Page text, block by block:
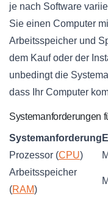
je nach Software
Sie einen Computer
Arbeitsspeicher und
dem Kauf oder der
unbedingt die
dass Ihr Computer
Systemanforderungen
Systemanforderung
Prozessor (CPU)
Arbeitsspeicher
(RAM)